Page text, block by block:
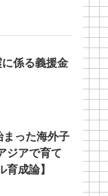
係る義援金
まった海外子
ジアで育て
育成論】